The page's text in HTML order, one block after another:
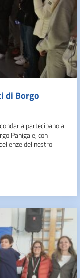
di Borgo
partecipano a
Panigale, con
del nostro